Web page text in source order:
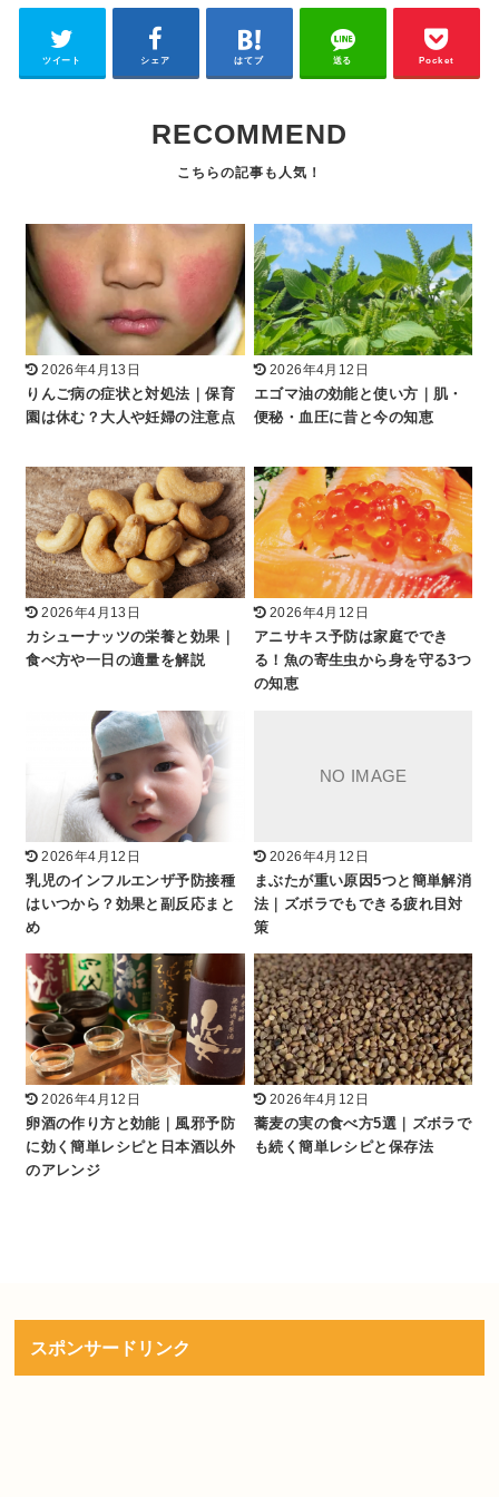
ツイート シェア はてブ 送る Pocket
RECOMMEND
2026年4月13日
りんご病の症状と対処法｜保育
園は休む？大人や妊婦の注意点
2026年4月12日
エゴマ油の効能と使い方｜肌・
便秘・血圧に昔と今の知恵
2026年4月13日
カシューナッツの栄養と効果｜
食べ方や一日の適量を解説
2026年4月12日
アニサキス予防は家庭ででき
る！魚の寄生虫から身を守る3つ
の知恵
2026年4月12日
乳児のインフルエンザ予防接種
はいつから？効果と副反応まと
め
2026年4月12日
まぶたが重い原因5つと簡単解消
法｜ズボラでもできる疲れ目対
策
2026年4月12日
卵酒の作り方と効能｜風邪予防
に効く簡単レシピと日本酒以外
のアレンジ
2026年4月12日
蕎麦の実の食べ方5選｜ズボラで
も続く簡単レシピと保存法
スポンサードリンク